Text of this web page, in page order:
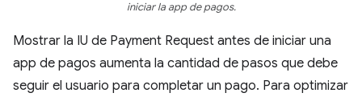
iniciar la app de pagos.
Mostrar la IU de Payment Request antes de iniciar una
app de pagos aumenta la cantidad de pasos que debe
seguir el usuario para completar un pago. Para optimizar